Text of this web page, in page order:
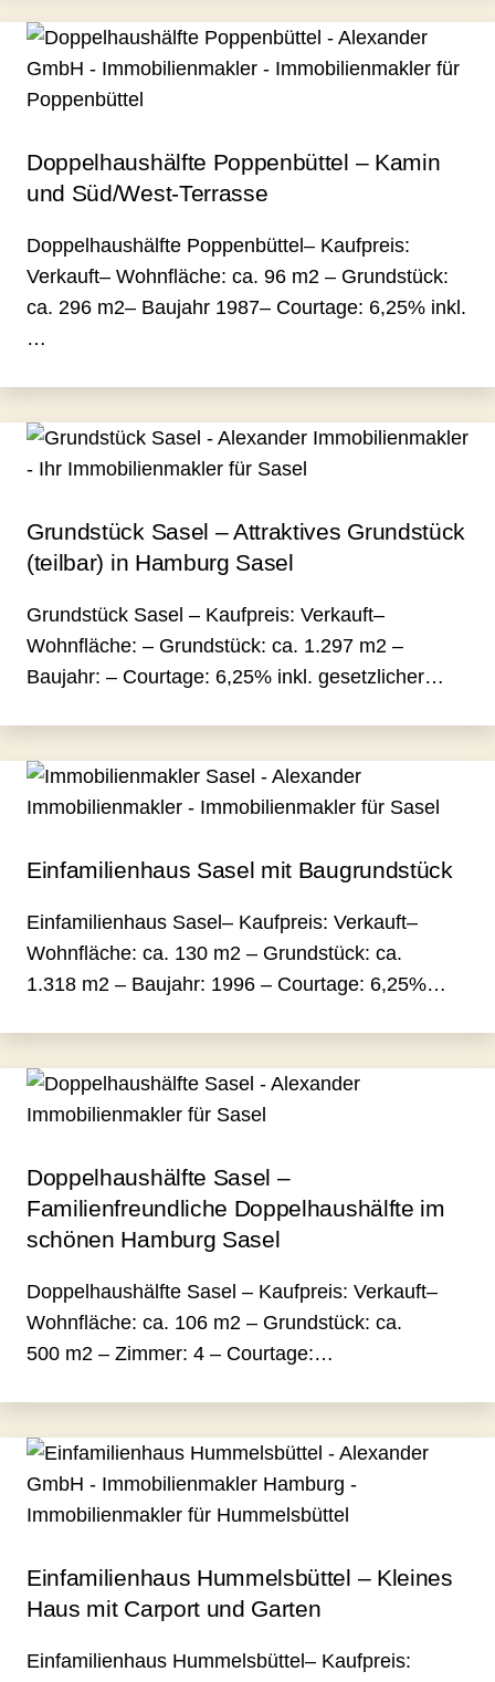
Doppelhaushälfte Poppenbüttel – Kamin
und Süd/West-Terrasse
Doppelhaushälfte Poppenbüttel– Kaufpreis:
Verkauft– Wohnfläche: ca. 96 m2 – Grundstück:
ca. 296 m2– Baujahr 1987– Courtage: 6,25% inkl.
…
Grundstück Sasel – Attraktives Grundstück
(teilbar) in Hamburg Sasel
Grundstück Sasel – Kaufpreis: Verkauft–
Wohnfläche: – Grundstück: ca. 1.297 m2 –
Baujahr: – Courtage: 6,25% inkl. gesetzlicher…
Einfamilienhaus Sasel mit Baugrundstück
Einfamilienhaus Sasel– Kaufpreis: Verkauft–
Wohnfläche: ca. 130 m2 – Grundstück: ca.
1.318 m2 – Baujahr: 1996 – Courtage: 6,25%…
Doppelhaushälfte Sasel –
Familienfreundliche Doppelhaushälfte im
schönen Hamburg Sasel
Doppelhaushälfte Sasel – Kaufpreis: Verkauft–
Wohnfläche: ca. 106 m2 – Grundstück: ca.
500 m2 – Zimmer: 4 – Courtage:…
Einfamilienhaus Hummelsbüttel – Kleines
Haus mit Carport und Garten
Einfamilienhaus Hummelsbüttel– Kaufpreis: